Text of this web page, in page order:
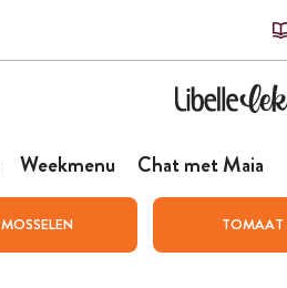
Weekmenu Chat met Maia
MOSSELEN TOMAAT